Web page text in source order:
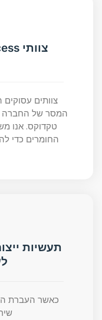
צוותים עסוקים
המסר של החברה
טקדוקס. אנו
החומרים כדי
תעשיות
כאשר העברת